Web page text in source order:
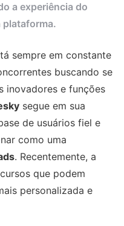
a experiência do
plataforma.
sempre em constante
buscando se
inovadores e funções
segue em sua
de usuários fiel e
como uma
. Recentemente, a
que podem
personalizada e